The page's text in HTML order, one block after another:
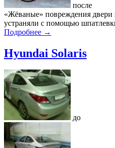
после
«Жёваные» повреждения
устраняли с помощью
Подробнее →
Hyundai Solaris
до